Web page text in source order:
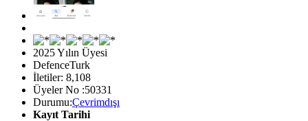
2025 Yılın Üyesi
DefenceTurk
İletiler: 8,108
Üyeler No :50331
Durumu:Çevrimdışı
Kayıt Tarihi